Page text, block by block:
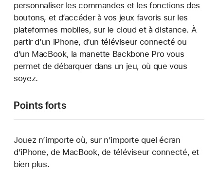
personnaliser les commandes et les fonctions des
boutons, et d’accéder à vos jeux favoris sur les
plateformes mobiles, sur le cloud et à distance. À
partir d’un iPhone, d’un téléviseur connecté ou
d’un MacBook, la manette Backbone Pro vous
permet de débarquer dans un jeu, où que vous
soyez.
Points forts
Jouez n’importe où, sur n’importe quel écran
d’iPhone, de MacBook, de téléviseur connecté, et
bien plus.